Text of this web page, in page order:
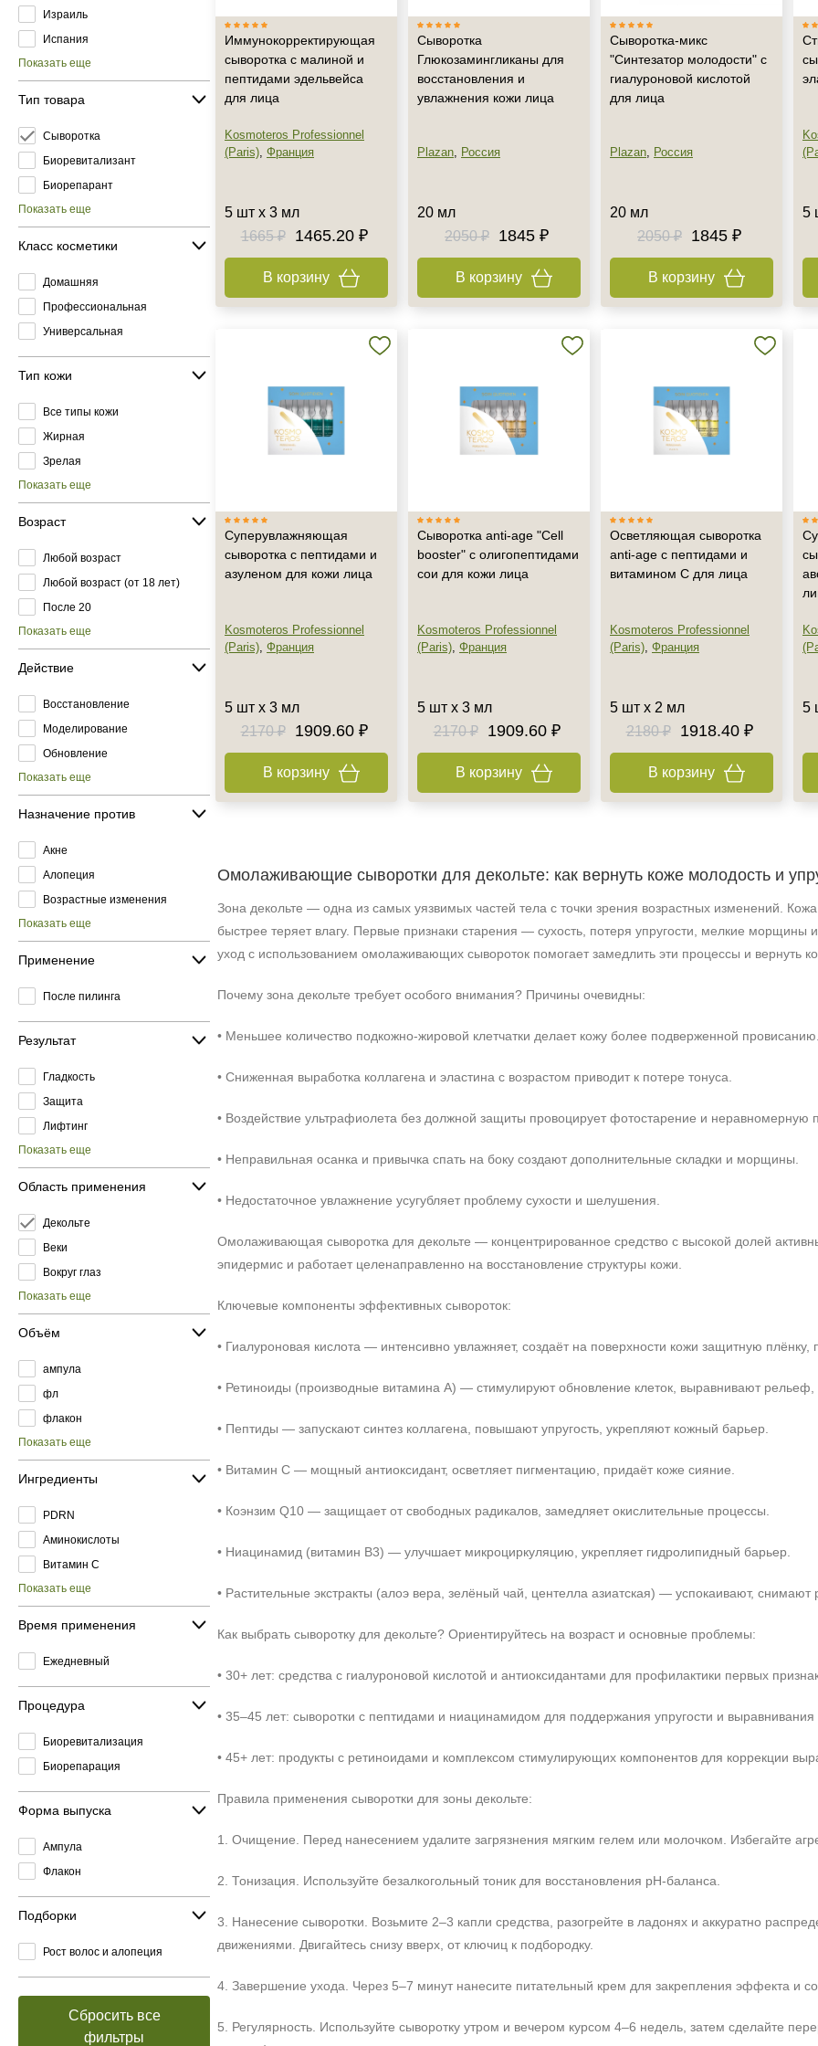
Израиль
Испания
Показать еще
Тип товара
Сыворотка
Биоревитализант
Биорепарант
Показать еще
Класс косметики
Домашняя
Профессиональная
Универсальная
Тип кожи
Все типы кожи
Жирная
Зрелая
Показать еще
Возраст
Любой возраст
Любой возраст (от 18 лет)
После 20
Показать еще
Действие
Восстановление
Моделирование
Обновление
Показать еще
Назначение против
Акне
Алопеция
Возрастные изменения
Показать еще
Применение
После пилинга
Результат
Гладкость
Защита
Лифтинг
Показать еще
Область применения
Декольте
Веки
Вокруг глаз
Показать еще
Объём
ампула
фл
флакон
Показать еще
Ингредиенты
PDRN
Аминокислоты
Витамин C
Показать еще
Время применения
Ежедневный
Процедура
Биоревитализация
Биорепарация
Форма выпуска
Ампула
Флакон
Подборки
Рост волос и алопеция
Сбросить все
фильтры
Иммунокорректирующая
сыворотка с малиной и
пептидами эдельвейса
для лица
Kosmoteros Professionnel
(Paris), Франция
5 шт х 3 мл
1665 ₽
1465.20 ₽
В корзину
Сыворотка
Глюкозамингликаны для
восстановления и
увлажнения кожи лица
Plazan, Россия
20 мл
2050 ₽
1845 ₽
В корзину
Сыворотка-микс
"Синтезатор молодости" с
гиалуроновой кислотой
для лица
Plazan, Россия
20 мл
2050 ₽
1845 ₽
В корзину
5
Суперувлажняющая
сыворотка с пептидами и
азуленом для кожи лица
Kosmoteros Professionnel
(Paris), Франция
5 шт х 3 мл
2170 ₽
1909.60 ₽
В корзину
Сыворотка anti-age "Cell
booster" с олигопептидами
сои для кожи лица
Kosmoteros Professionnel
(Paris), Франция
5 шт х 3 мл
2170 ₽
1909.60 ₽
В корзину
Осветляющая сыворотка
anti-age с пептидами и
витамином С для лица
Kosmoteros Professionnel
(Paris), Франция
5 шт х 2 мл
2180 ₽
1918.40 ₽
В корзину
5
Омолаживающие сыворотки для декольте: как вернуть коже молодость и
Зона декольте — одна из самых уязвимых частей тела с точки зрения возрастных изменений.
быстрее теряет влагу. Первые признаки старения — сухость, потеря упругости, мелкие
уход с использованием омолаживающих сывороток помогает замедлить эти процессы и вернуть
Почему зона декольте требует особого внимания? Причины очевидны:
• Меньшее количество подкожно‑жировой клетчатки делает кожу более подверженной
• Сниженная выработка коллагена и эластина с возрастом приводит к потере тонуса.
• Воздействие ультрафиолета без должной защиты провоцирует фотостарение и неравномерную
• Неправильная осанка и привычка спать на боку создают дополнительные складки и морщины.
• Недостаточное увлажнение усугубляет проблему сухости и шелушения.
Омолаживающая сыворотка для декольте — концентрированное средство с высокой долей
эпидермис и работает целенаправленно на восстановление структуры кожи.
Ключевые компоненты эффективных сывороток:
• Гиалуроновая кислота — интенсивно увлажняет, создаёт на поверхности кожи защитную
• Ретиноиды (производные витамина А) — стимулируют обновление клеток, выравнивают
• Пептиды — запускают синтез коллагена, повышают упругость, укрепляют кожный барьер.
• Витамин С — мощный антиоксидант, осветляет пигментацию, придаёт коже сияние.
• Коэнзим Q10 — защищает от свободных радикалов, замедляет окислительные процессы.
• Ниацинамид (витамин B3) — улучшает микроциркуляцию, укрепляет гидролипидный барьер.
• Растительные экстракты (алоэ вера, зелёный чай, центелла азиатская) — успокаивают,
Как выбрать сыворотку для декольте? Ориентируйтесь на возраст и основные проблемы:
• 30+ лет: средства с гиалуроновой кислотой и антиоксидантами для профилактики первых
• 35–45 лет: сыворотки с пептидами и ниацинамидом для поддержания упругости и выравнивания
• 45+ лет: продукты с ретиноидами и комплексом стимулирующих компонентов для коррекции
Правила применения сыворотки для зоны декольте:
1. Очищение. Перед нанесением удалите загрязнения мягким гелем или молочком. Избегайте
2. Тонизация. Используйте безалкогольный тоник для восстановления pH-баланса.
3. Нанесение сыворотки. Возьмите 2–3 капли средства, разогрейте в ладонях и аккуратно
движениями. Двигайтесь снизу вверх, от ключиц к подбородку.
4. Завершение ухода. Через 5–7 минут нанесите питательный крем для закрепления эффекта и
5. Регулярность. Используйте сыворотку утром и вечером курсом 4–6 недель, затем сделайте
+7 (929) 933-09-89